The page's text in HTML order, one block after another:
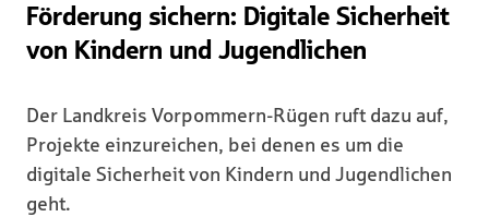
Förderung sichern: Digitale Sicherheit
von Kindern und Jugendlichen
Der Landkreis Vorpommern-Rügen ruft dazu auf,
Projekte einzureichen, bei denen es um die
digitale Sicherheit von Kindern und Jugendlichen
geht.